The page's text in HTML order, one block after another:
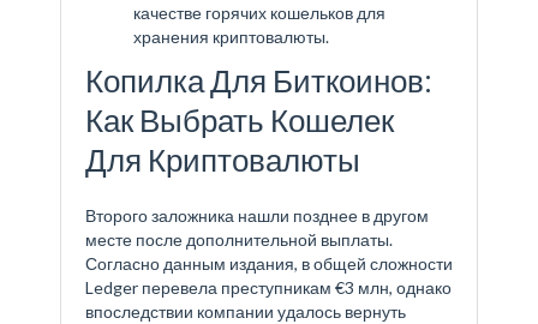
качестве горячих кошельков для
хранения криптовалюты.
Копилка Для Биткоинов:
Как Выбрать Кошелек
Для Криптовалюты
Второго заложника нашли позднее в другом
месте после дополнительной выплаты.
Согласно данным издания, в общей сложности
Ledger перевела преступникам €3 млн, однако
впоследствии компании удалось вернуть